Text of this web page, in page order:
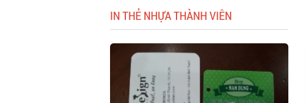
IN THẺ NHỰA THÀNH VIÊN